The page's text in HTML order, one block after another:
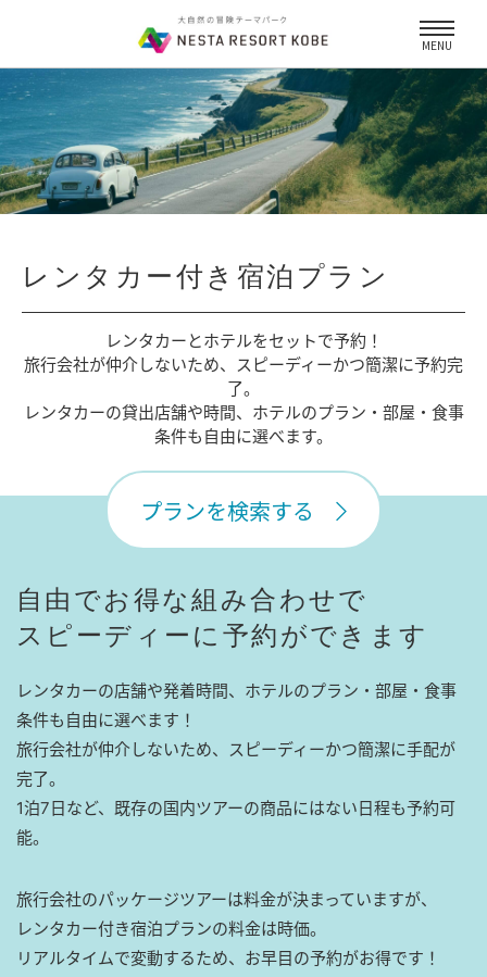
MENU
レンタカー付き宿泊プラン
レンタカーとホテルをセットで予約！
旅行会社が仲介しないため、
スピーディーかつ簡潔に予約完
了。
レンタカーの貸出店舗や時間、 ホテルのプラン・部屋・食事
条件も自由に選べます。
プランを検索する
自由でお得な組み合わせで
スピーディーに予約ができます
レンタカーの店舗や発着時間、ホテルのプラン・部屋・食事
条件も自由に選べます！
旅行会社が仲介しないため、スピーディーかつ簡潔に手配が
完了。
1泊7日など、既存の国内ツアーの商品にはない日程も予約可
能。
旅行会社のパッケージツアーは料金が決まっていますが、
レンタカー付き宿泊プランの料金は時価。
リアルタイムで変動するため、お早目の予約がお得です！